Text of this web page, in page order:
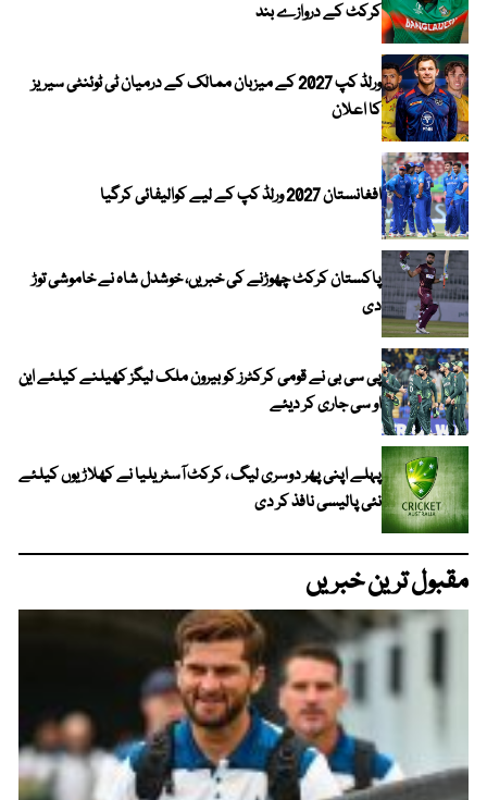
کرکٹ کے دروازے بند
ورلڈ کپ 2027 کے میزبان ممالک کے درمیان ٹی ٹوئنٹی سیریز
کا اعلان
افغانستان 2027 ورلڈ کپ کے لیے کوالیفائی کرگیا
پاکستان کرکٹ چھوڑنے کی خبریں، خوشدل شاہ نے خاموشی توڑ
دی
پی سی بی نے قومی کرکٹرز کو بیرون ملک لیگز کھیلنے کیلئے این
او سی جاری کر دیئے
پہلے اپنی پھر دوسری لیگ ، کرکٹ آسٹریلیا نے کھلاڑیوں کیلئے
نئی پالیسی نافذ کر دی
مقبول ترین خبریں